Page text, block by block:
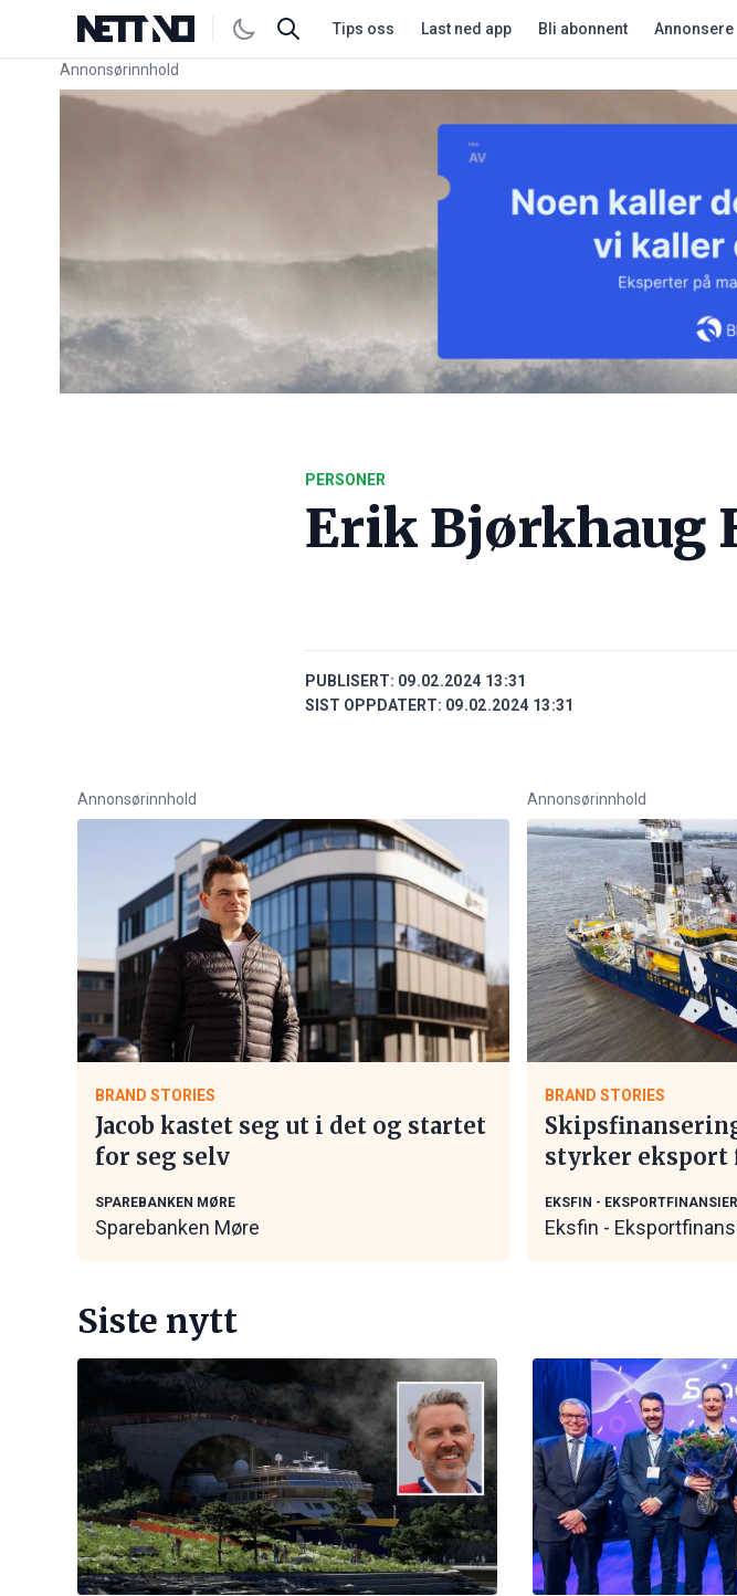
Tips oss Last ned app Bli abonnent Annonsere
Annonsørinnhold
Link for annonse
PERSONER
Erik Bjørkhaug
PUBLISERT: 09.02.2024 13:31
SIST OPPDATERT: 09.02.2024 13:31
Annonsørinnhold
BRAND STORIES
Jacob kastet seg ut i det og startet
for seg selv
SPAREBANKEN MØRE
Sparebanken Møre
Annonsørinnhold
BRAND STORIES
styrker eksport
EKSFIN -
Eksfin -
Siste nytt